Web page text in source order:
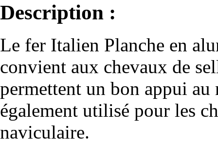
Description :
Le fer Italien Planche en
convient aux chevaux de
permettent un bon appui
également utilisé pour les
naviculaire.